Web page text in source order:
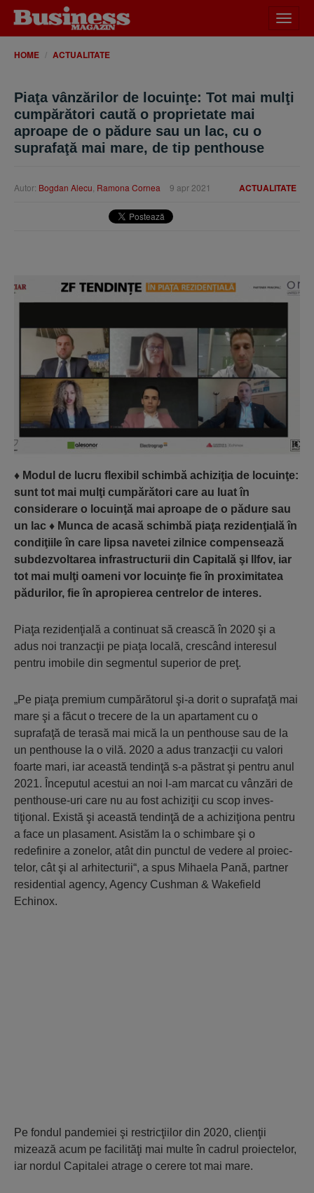
meniu
HOME ACTUALITATE
Piaţa vânzărilor de locuinţe: Tot mai mulţi
cumpărători caută o proprietate mai
aproape de o pădure sau un lac, cu o
suprafaţă mai mare, de tip penthouse
ACTUALITATE
Autor: Bogdan Alecu Ramona Cornea 9 apr 2021
♦ Modul de lucru flexibil schimbă achiziţia de locuinţe:
sunt tot mai mulţi cumpărători care au luat în
considerare o locuinţă mai aproape de o pădure sau
un lac ♦ Munca de acasă schimbă piaţa rezidenţială în
condiţiile în care lipsa navetei zilnice compensează
subdezvoltarea infrastructurii din Capitală şi Ilfov, iar
tot mai mulţi oameni vor locuinţe fie în proximitatea
pădurilor, fie în apropierea centrelor de interes.
Piaţa rezidenţială a continuat să creas­că în 2020 şi a
adus noi tran­zacţii pe piaţa locală, cres­când interesul
pentru imobile din seg­mentul superior de preţ.
„Pe piaţa premium cumpărătorul şi-a do­rit o suprafaţă mai
mare şi a făcut o tre­cere de la un apartament cu o
suprafaţă de terasă mai mică la un penthouse sau de la
un pent­house la o vilă. 2020 a adus tranzacţii cu va­lori
foarte mari, iar această tendinţă s-a păs­trat şi pentru anul
2021. Începutul acestui an noi l-am marcat cu vânzări de
pent­house-uri care nu au fost achiziţii cu scop in­ves­
tiţional. Există şi acea­stă tendinţă de a achi­ziţiona pen­tru
a face un plasament. Asistăm la o schim­bare şi o
redefinire a zo­nelor, atât din punc­tul de ve­de­re al proiec­
telor, cât şi al arhi­tec­turii“, a spus Mihaela Pană, partner
resi­dential agen­cy, Agency Cushman & Wake­field
Echinox.
Pe fondul pandemiei şi restricţiilor din 2020, clienţii
mizează acum pe facilităţi mai multe în cadrul proiectelor,
iar nordul Capitalei atrage o cerere tot mai mare.